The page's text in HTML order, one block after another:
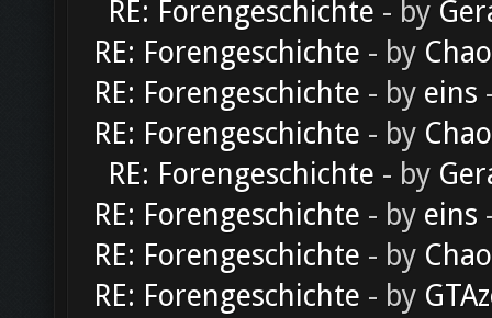
RE: Forengeschichte - by
RE: Forengeschichte - by
RE: Forengeschichte - by eins
RE: Forengeschichte - by
RE: Forengeschichte - by
RE: Forengeschichte - by eins
RE: Forengeschichte - by
RE: Forengeschichte - by